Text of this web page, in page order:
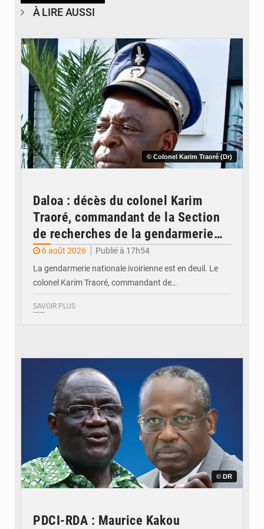
À LIRE AUSSI
© Colonel Karim Traoré (Dr)
Daloa : décès du colonel Karim
Traoré, commandant de la Section
de recherches de la gendarmerie
après une activité sportive
6 août 2026
Publié à 17h54
La gendarmerie nationale ivoirienne est en deuil. Le
colonel Karim Traoré, commandant de…
SAVOIR PLUS
© DR
PDCI-RDA : Maurice Kakou